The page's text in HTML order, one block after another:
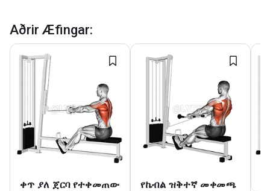
Aðrir Æfingar:
ቀጥ ያለ ጀርባ የተቀመጠው
የኬብል ዝቅተኛ መቀመጫ